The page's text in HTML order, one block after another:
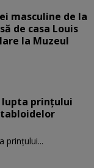
masculine de la
de casa Louis
la Muzeul
lupta prinţului
prinţului...